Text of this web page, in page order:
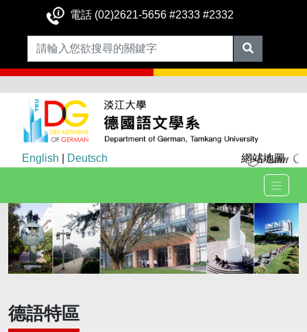
電話 (02)2621-5656 #2333 #2332
English Deutsch 網站地圖
德語特區